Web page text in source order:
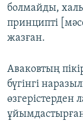
болмайды,
принципті
жазған.
Аваковтың
бүгінгі
өзгерістерден